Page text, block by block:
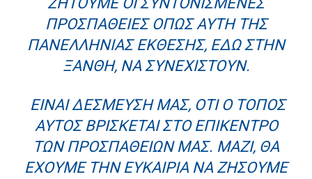
ΠΡΟΣΠΆΘΕΙΕΣ ΌΠΩΣ ΑΥΤΉ ΤΗΣ
ΠΑΝΕΛΛΉΝΙΑΣ ΈΚΘΕΣΗΣ, ΕΔΏ ΣΤΗΝ
ΞΆΝΘΗ, ΝΑ ΣΥΝΕΧΙΣΤΟΎΝ.
ΕΊΝΑΙ ΔΈΣΜΕΥΣΗ ΜΑΣ, ΌΤΙ Ο ΤΌΠΟΣ
ΑΥΤΌΣ ΒΡΊΣΚΕΤΑΙ ΣΤΟ ΕΠΊΚΕΝΤΡΟ
ΤΩΝ ΠΡΟΣΠΑΘΕΙΏΝ ΜΑΣ. ΜΑΖΊ, ΘΑ
ΈΧΟΥΜΕ ΤΗΝ ΕΥΚΑΙΡΊΑ ΝΑ ΖΉΣΟΥΜΕ